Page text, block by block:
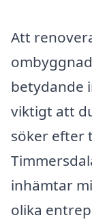
Att
betydande
viktigt att
söker efter
inhämtar
olika